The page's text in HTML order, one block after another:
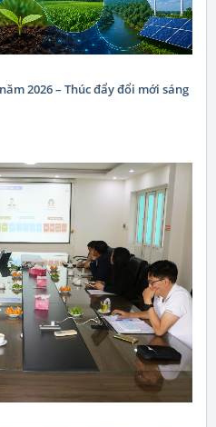
2026 – Thúc đẩy đổi mới sáng